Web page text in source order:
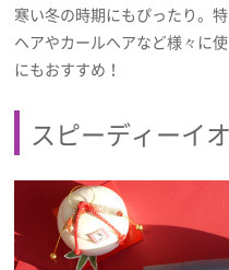
寒い冬の時期にもぴったり。
ヘアやカールヘアなど様々に
にもおすすめ！
スピーディーイ